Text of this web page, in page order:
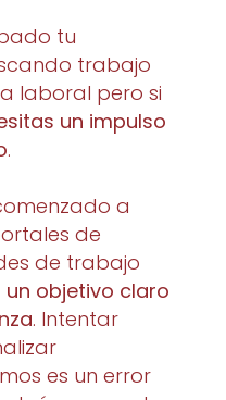
tu
trabajo
laboral pero si
un impulso
.
a
de
de trabajo
un objetivo claro
. Intentar
es un error